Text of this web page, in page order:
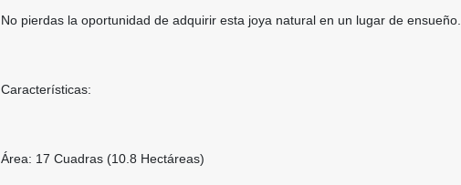
No pierdas la oportunidad de adquirir esta joya natural en un lugar de ensueño.
Características:
Área: 17 Cuadras (10.8 Hectáreas)